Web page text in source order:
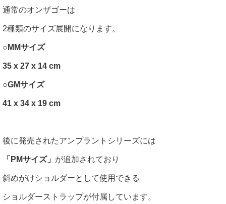
通常のオンザゴーは
2種類のサイズ展開になります。
○MMサイズ
35 x 27 x 14 cm
○GMサイズ
41 x 34 x 19 cm
後に発売されたアンプラントシリーズには
「PMサイズ」 が追加されており
斜めがけショルダーとして使用できる
ショルダーストラップが付属しています。